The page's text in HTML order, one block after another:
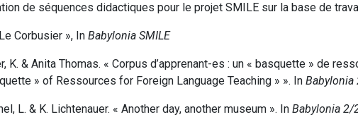
de séquences didactiques pour le projet SMILE sur la base de
Corbusier », In Babylonia SMILE
K. & Anita Thomas. « Corpus d’apprenant-es : un « basquette » de
» of Ressources for Foreign Language Teaching » ». InBabylonia
L. & K. Lichtenauer. « Another day, another museum ». InBabylonia 2/